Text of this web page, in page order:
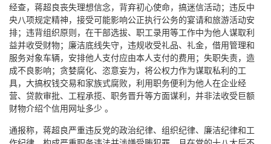
经查，蒋超良丧失理想信念，背弃初心使命，搞迷信活动；违反中
央八项规定精神，接受可能影响公正执行公务的宴请和旅游活动安
排；违背组织原则，在干部选拔、职工录用等工作中为他人谋取利
益并收受财物；廉洁底线失守，违规收受礼品、礼金，借用管理和
服务对象车辆，安排他人支付应由本人支付的费用；失职失责，造
成不良影响；贪婪腐化、恣意妄为，将公权力作为谋取私利的工
具，大搞权钱交易和家族式腐败，利用职务便利为他人在企业经
营、贷款审批、工程承揽、职务晋升等方面谋利，并非法收受巨额
财物介绍个信用网址多少 。
通报称，蒋超良严重违反党的政治纪律、组织纪律、廉洁纪律和工